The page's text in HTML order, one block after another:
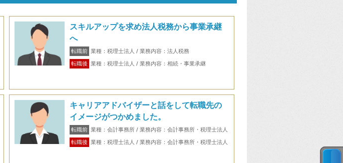
スキルアップを求め法人税務から事業承継
へ
転職前 業種：税理士法人 / 業務内容：法人税務
転職後 業種：税理士法人 / 業務内容：相続・事業承継
キャリアアドバイザーと話をして転職先の
イメージがつかめました。
転職前 業種：会計事務所 / 業務内容：会計事務所・税理士法人
転職後 業種：税理士法人 / 業務内容：会計事務所・税理士法人